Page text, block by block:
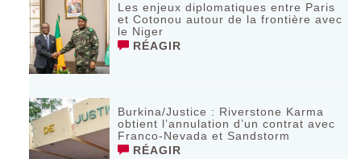
Les enjeux diplomatiques entre Paris
et Cotonou autour de la frontière avec
le Niger
RÉAGIR
Burkina/Justice : Riverstone Karma
obtient l’annulation d’un contrat avec
Franco-Nevada et Sandstorm
RÉAGIR